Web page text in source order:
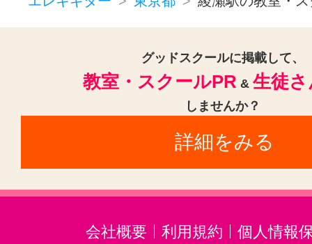
表参道駅(1)
東中野駅(1)
亀有
東新宿駅(1) 落合
グッドスクールに掲載して、
教室・スクールPR & 生徒
しませんか？
詳細をみる
会社概要 利用規約
個人情報